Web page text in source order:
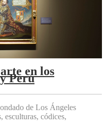
en los
Perú
de Los Ángeles
códices,